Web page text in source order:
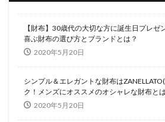
【財布】30歳代の大切な方に誕生日プレゼ
喜ぶ財布の選び方とブランドとは？
2020年5月20日
シンプル＆エレガントな財布は
ク！メンズにオススメのオシャレな財布と
2020年5月20日